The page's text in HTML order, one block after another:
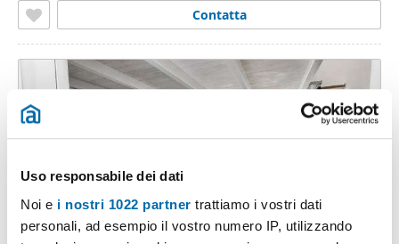
Uso responsabile dei dati
Noi e i nostri 1022 partner trattiamo i vostri dati
personali, ad esempio il vostro numero IP, utilizzando
Contatta